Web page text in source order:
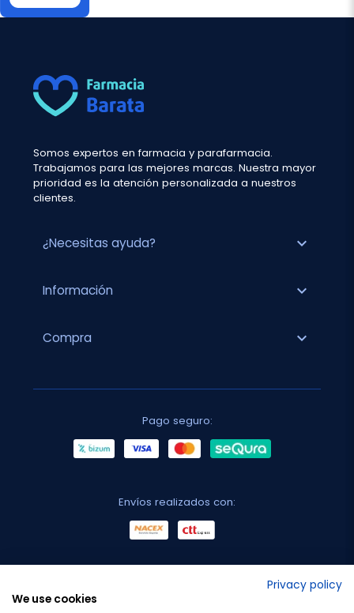
Somos expertos en farmacia y parafarmacia.
Trabajamos para las mejores marcas. Nuestra mayor
prioridad es la atención personalizada a nuestros
clientes.
¿Necesitas ayuda? expand_more
Información expand_more
Compra expand_more
Pago seguro:
Envíos realizados con:
Privacy policy
We use cookies